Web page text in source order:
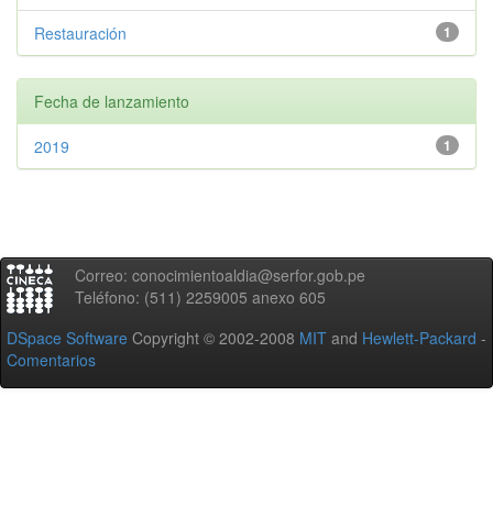
1
Restauración
Fecha de lanzamiento
1
2019
Correo: conocimientoaldia@serfor.gob.pe
Teléfono: (511) 2259005 anexo 605
DSpace Software Copyright © 2002-2008 MIT and Hewlett-Packard -
Comentarios